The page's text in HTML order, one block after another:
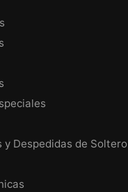
y Despedidas de Soltero